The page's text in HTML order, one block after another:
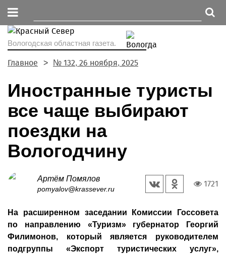
Вологодская областная газета.
Главное № 132, 26 ноября, 2025
Иностранные туристы
все чаще выбирают
поездки на
Вологодчину
Артём Помялов
pomyalov@krassever.ru
1721
На расширенном заседании Комиссии Госсовета
по направлению «Туризм» губернатор Георгий
Филимонов, который является руководителем
подгруппы «Экспорт туристических услуг»,